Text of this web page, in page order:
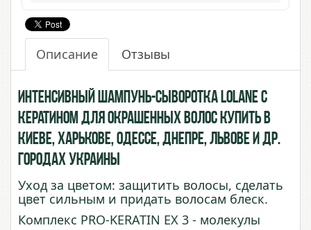
Описание Отзывы
Интенсивный шампунь-сыворотка Lolane с
Кератином для окрашенных волос купить в
Киеве, Харькове, Одессе, Днепре, Львове и др.
городах Украины
Уход за цветом: защитить волосы, сделать
цвет сильным и придать волосам блеск.
Комплекс PRO-KERATIN EX 3 - молекулы